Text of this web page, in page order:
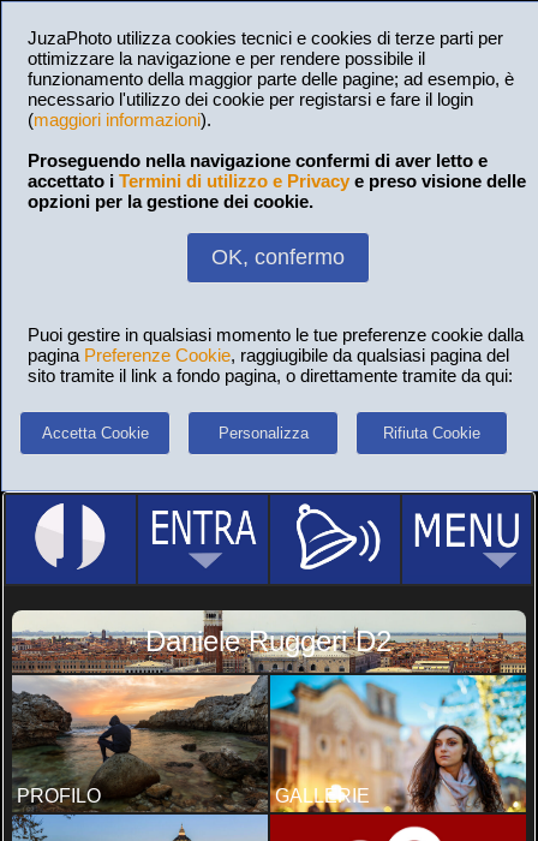
JuzaPhoto utilizza cookies tecnici e cookies di terze parti per
ottimizzare la navigazione e per rendere possibile il
funzionamento della maggior parte delle pagine; ad esempio, è
necessario l'utilizzo dei cookie per registarsi e fare il login
(maggiori informazioni).
Proseguendo nella navigazione confermi di aver letto e
accettato i Termini di utilizzo e Privacy e preso visione delle
opzioni per la gestione dei cookie.
OK, confermo
Puoi gestire in qualsiasi momento le tue preferenze cookie dalla
pagina Preferenze Cookie, raggiugibile da qualsiasi pagina del
sito tramite il link a fondo pagina, o direttamente tramite da qui:
Accetta Cookie Personalizza Rifiuta Cookie
Daniele Ruggeri D2
PROFILO GALLERIE